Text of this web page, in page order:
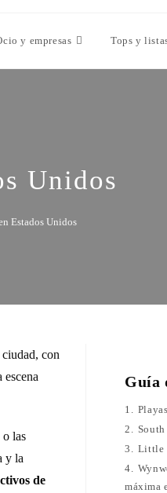
y empresas Tops y
Unidos
Estados Unidos
ciudad, con
las
y la
de
Guía
1.
2.
3. Little
4.
máxima